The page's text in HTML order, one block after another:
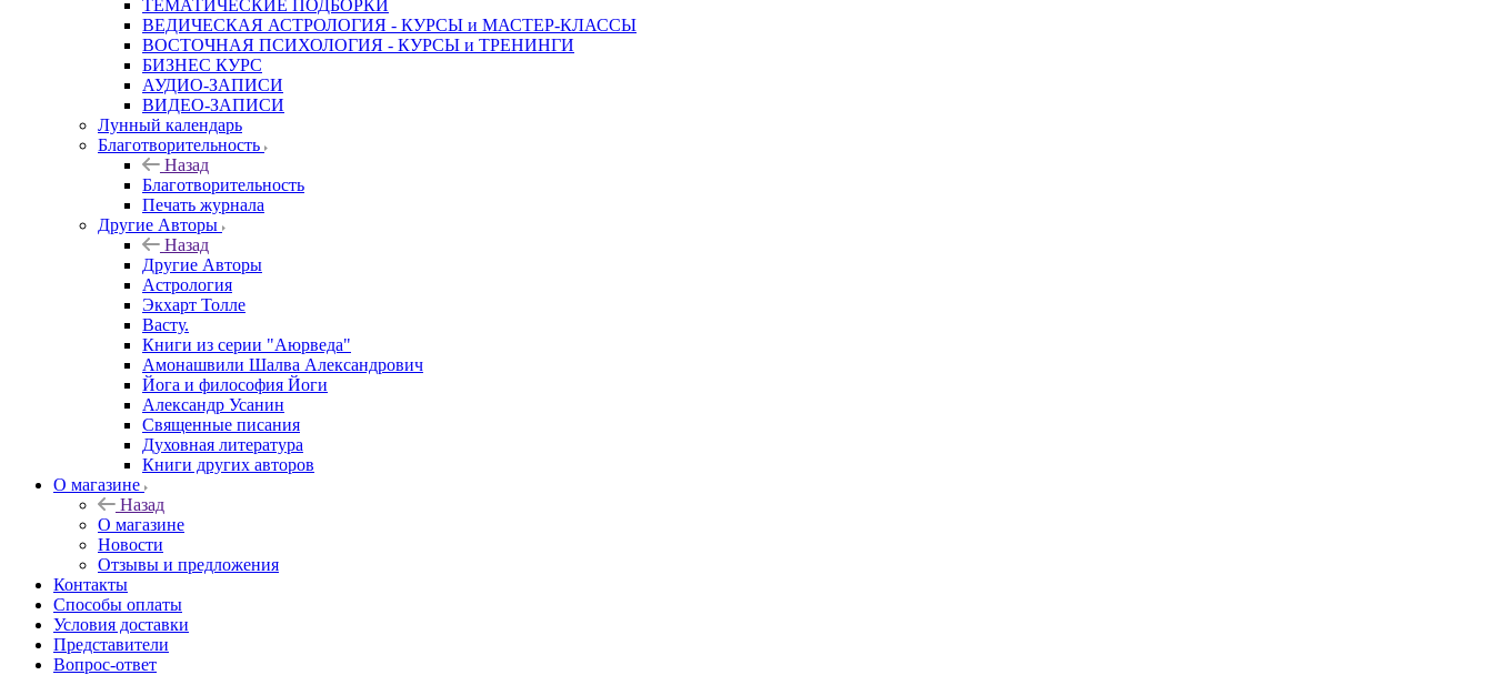
ТЕМАТИЧЕСКИЕ ПОДБОРКИ
ВЕДИЧЕСКАЯ АСТРОЛОГИЯ - КУРСЫ и МАСТЕР-КЛАССЫ
ВОСТОЧНАЯ ПСИХОЛОГИЯ - КУРСЫ и ТРЕНИНГИ
БИЗНЕС КУРС
АУДИО-ЗАПИСИ
ВИДЕО-ЗАПИСИ
Лунный календарь
Благотворительность
Назад
Благотворительность
Печать журнала
Другие Aвторы
Назад
Другие Aвторы
Астрология
Экхарт Толле
Васту.
Книги из серии "Аюрведа"
Амонашвили Шалва Александрович
Йога и философия Йоги
Александр Усанин
Священные писания
Духовная литература
Книги других авторов
О магазине
Назад
О магазине
Новости
Отзывы и предложения
Контакты
Способы оплаты
Условия доставки
Представители
Вопрос-ответ